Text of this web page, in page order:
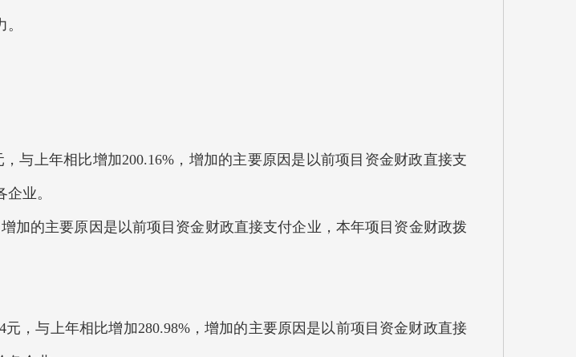
，与上年相比增加200.16%，增加的主要原因是以前项目资金财政直接支
业。
加的主要原因是以前项目资金财政直接支付企业，本年项目资金财政拨
元，与上年相比增加280.98%，增加的主要原因是以前项目资金财政直接